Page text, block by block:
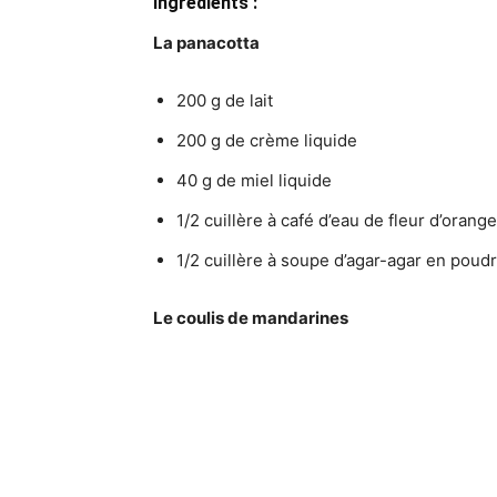
La panacotta
200 g de lait
200 g de crème liquide
40 g de miel liquide
1/2 cuillère à café d’eau de fleur
1/2 cuillère à soupe d’agar-agar en
Le coulis de mandarines